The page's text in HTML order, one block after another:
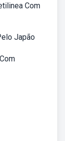
Com
Japão